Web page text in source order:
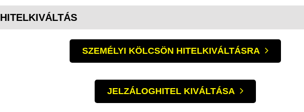
HITELKIVÁLTÁS
SZEMÉLYI KÖLCSÖN HITELKIVÁLTÁSRA
JELZÁLOGHITEL KIVÁLTÁSA